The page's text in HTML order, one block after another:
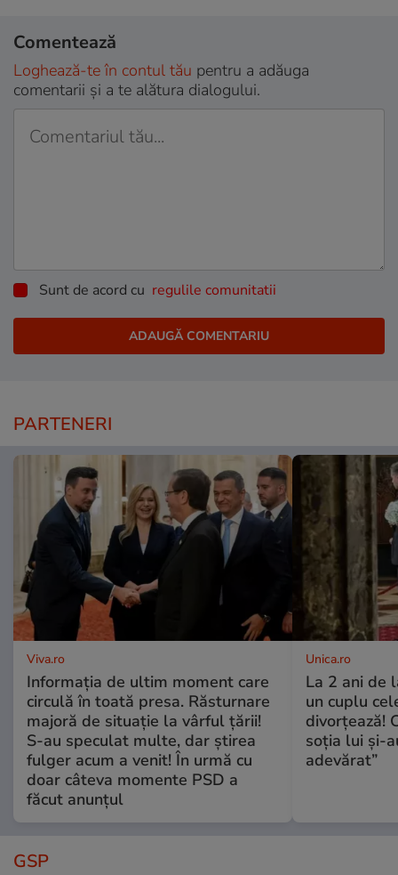
Comentează
Loghează-te în contul tău pentru a adăuga
comentarii și a te alătura dialogului.
Sunt de acord cu regulile comunitatii
PARTENERI
Viva.ro
Informația de ultim moment care
circulă în toată presa. Răsturnare
majoră de situație la vârful țării!
S-au speculat multe, dar știrea
fulger acum a venit! În urmă cu
doar câteva momente PSD a
făcut anunțul
Unica.ro
La 2 ani de
un cuplu
divorțează!
soția lui și-
adevărat”
GSP